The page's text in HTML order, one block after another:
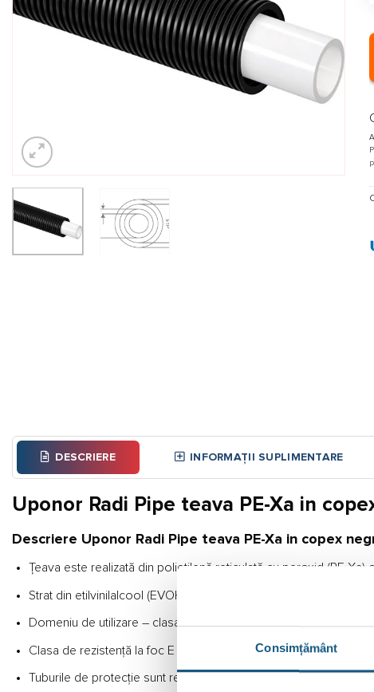
Consimțământ
DESCRIERE INFORMAȚII SUPLIMENTARE
Uponor Radi Pipe teava PE-Xa in
Descriere Uponor Radi Pipe teava PE-Xa in copex
Țeava este realizată din polietilenă reticulată cu peroxid (PE-Xa)
Strat din etilvinilalcool (EVOH) care formează o barieră de
Domeniu de utilizare – clasa 5 – Temperatură ridicată pentru
Clasa de rezistență la foc E conform EN 13501-1
Tuburile de protecție sunt realizate din HDPE